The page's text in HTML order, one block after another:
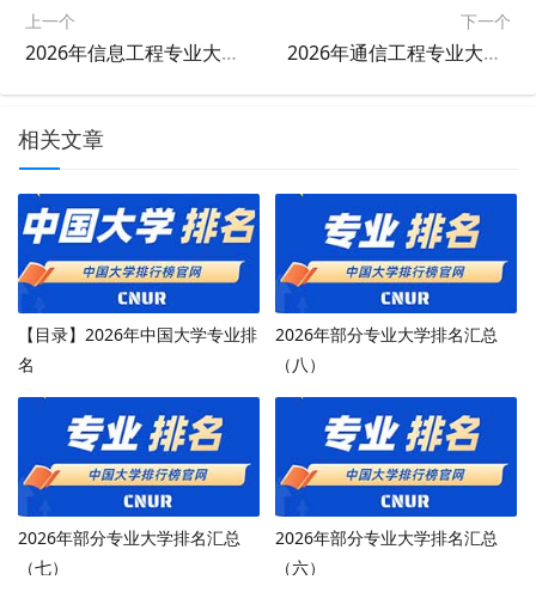
上一个
2026年信息工程专业大学排名
下一个
2026年通信工程专业大学排名
相关文章
【目录】2026年中国大学专业排
名
2026年部分专业大学排名汇总
（八）
2026年部分专业大学排名汇总
（七）
2026年部分专业大学排名汇总
（六）